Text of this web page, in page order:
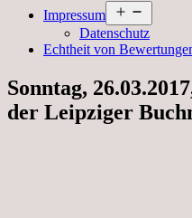
Impressum
öffnen
Datenschutz
Echtheit von
Sonntag,
der Leipziger